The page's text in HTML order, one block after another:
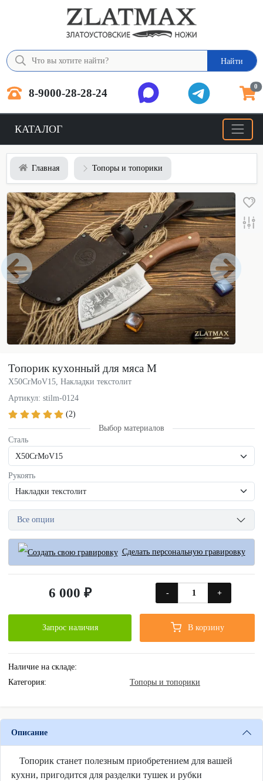
Найти
8-9000-28-28-24 0
КАТАЛОГ
Главная Топоры и топорики
Топорик кухонный для мяса М
X50CrMoV15, Накладки текстолит
Артикул: stilm-0124
(2)
Выбор материалов
Сталь
Рукоять
Все опции
Сделать персональную гравировку
6 000 ₽ - +
Запрос наличия В корзину
Наличие на складе:
Категория:
Топоры и топорики
Описание
Топорик станет полезным приобретением для вашей
кухни, пригодится для разделки тушек и рубки